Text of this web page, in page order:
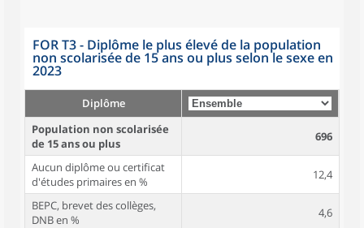
FOR T3 - Diplôme le plus élevé de la population
non scolarisée de 15 ans ou plus selon le sexe en
2023
Diplôme
Population non scolarisée
de 15 ans ou plus
696
Aucun diplôme ou certificat
d'études primaires en %
12,4
BEPC, brevet des collèges,
DNB en %
4,6